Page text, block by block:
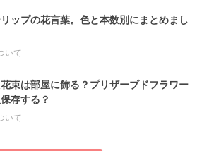
ップの花言葉。色と本数別にまとめまし
いて
束は部屋に飾る？プリザーブドフラワー
存する？
いて